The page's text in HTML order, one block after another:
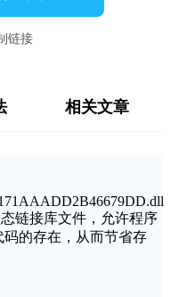
链接
相关文章
链接库文件，允许程序
的存在，从而节省存